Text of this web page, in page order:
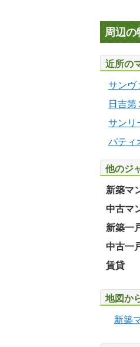
周辺の
近所の
サンヴ
日吉第
サンリ
パティ
他のジ
新築マ
中古マ
新築一
中古一
賃貸
地図か
新築